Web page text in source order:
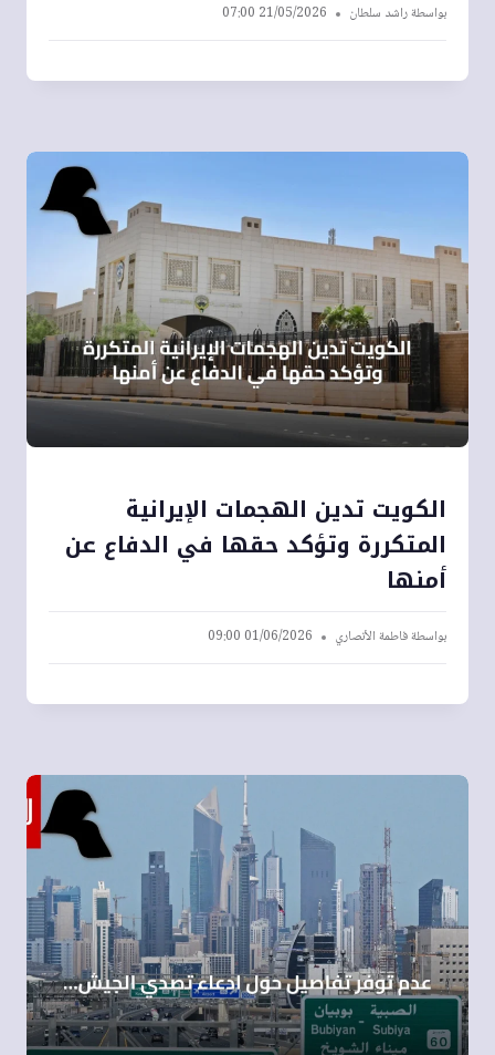
بواسطةراشد سلطان 21/05/2026 07:00
الكويت تدين الهجمات الإيرانية
المتكررة وتؤكد حقها في الدفاع عن
أمنها
بواسطةفاطمة الأنصاري 01/06/2026 09:00